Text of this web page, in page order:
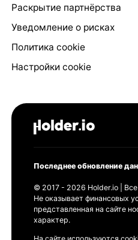
Раскрытие партнёрства
Уведомление о рисках
Политика cookie
Настройки cookie
Последнее обновление
© 2017 - 2026 Holder.io |
Не оказывает финансовых
представленная на сайте
характер.